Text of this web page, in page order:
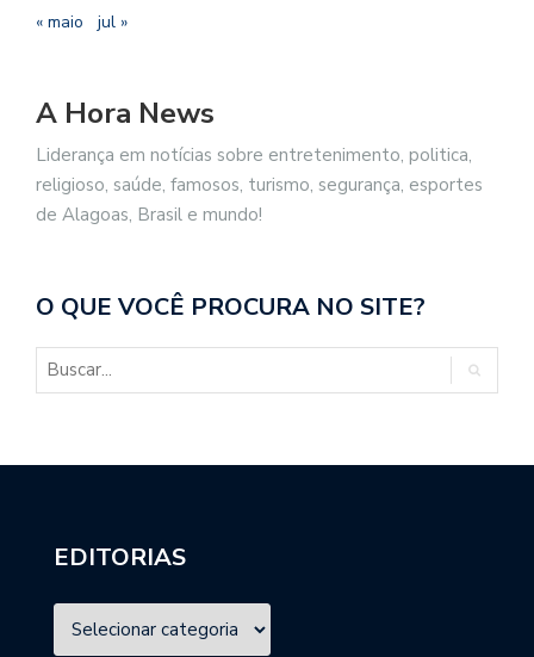
« maio jul »
A Hora News
Liderança em notícias sobre entretenimento, politica,
religioso, saúde, famosos, turismo, segurança, esportes
de Alagoas, Brasil e mundo!
O QUE VOCÊ PROCURA NO SITE?
EDITORIAS